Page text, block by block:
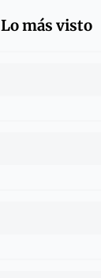
Lo más visto